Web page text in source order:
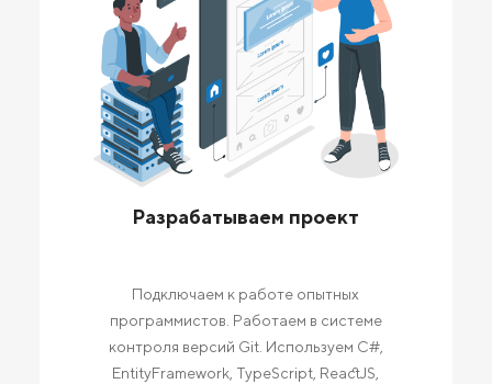
Разрабатываем проект
Подключаем к работе опытных
программистов. Работаем в системе
контроля версий Git. Используем C#,
EntityFramework, TypeScript, ReactJS,